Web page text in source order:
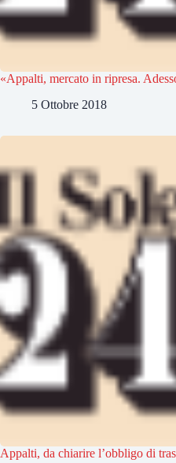
«Appalti, mercato in ripresa.
5 Ottobre 2018
Appalti, da chiarire l’obbligo di